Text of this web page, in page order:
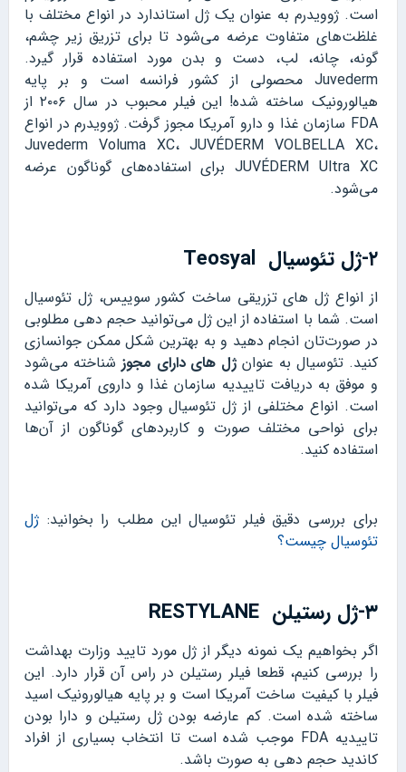
است. ژوویدرم به عنوان یک ژل استاندارد در انواع مختلف با
غلظت‌های متفاوت عرضه‌ می‌شود تا برای تزریق زیر چشم،
گونه، چانه، لب، دست و بدن مورد استفاده قرار گیرد.
Juvederm محصولی از کشور فرانسه است و بر پایه
هیالورونیک ساخته شده! این فیلر محبوب در سال ۲۰۰۶ از
FDA سازمان غذا و دارو آمریکا مجوز گرفت. ژوویدرم در انواع
Juvederm Voluma XC، JUVÉDERM VOLBELLA XC،
JUVÉDERM Ultra XC برای استفاده‌های گوناگون عرضه
می‌شود.
۲-ژل تئوسیال Teosyal
از انواع ژل های تزریقی ساخت کشور سوییس، ژل تئوسیال
است. شما با استفاده از این ژل می‌توانید حجم دهی مطلوبی
در صورت‌تان انجام دهید و به بهترین شکل ممکن جوانسازی
کنید. تئوسیال به عنوان ژل های دارای مجوز شناخته می‌شود
و موفق به دریافت تاییدیه سازمان غذا و داروی آمریکا شده
است. انواع مختلفی از ژل تئوسیال وجود دارد که می‌توانید
برای نواحی مختلف صورت و کاربردهای گوناگون از آن‌ها
استفاده کنید.
برای بررسی دقیق فیلر تئوسیال این مطلب را بخوانید: ژل
تئوسیال چیست؟
۳-ژل رستیلن RESTYLANE
اگر بخواهیم یک نمونه دیگر از ژل مورد تایید وزارت بهداشت
را بررسی کنیم، قطعا فیلر رستیلن در راس آن قرار دارد. این
فیلر با کیفیت ساخت آمریکا است و بر پایه هیالورونیک اسید
ساخته شده است. کم عارضه بودن ژل رستیلن و دارا بودن
تاییدیه FDA موجب شده است تا انتخاب بسیاری از افراد
کاندید حجم دهی به صورت باشد.